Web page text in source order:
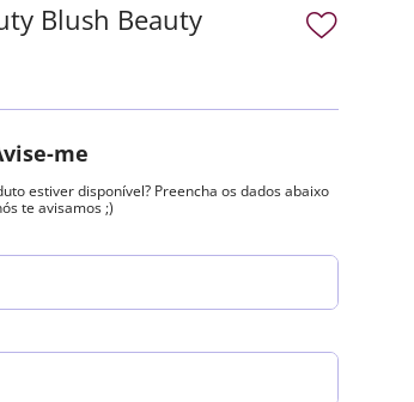
Blush Beauty